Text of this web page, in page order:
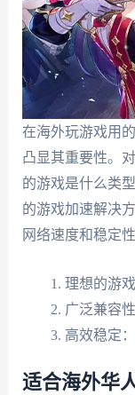
在海外玩游戏用
凸显其重要性。
的游戏是什么类
的游戏加速解决
网络速度和稳定
理想的游
广泛兼容
高效稳定
适合海外华